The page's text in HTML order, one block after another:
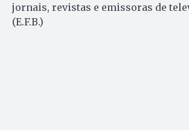
jornais, revistas e emissoras de
(E.F.B.)